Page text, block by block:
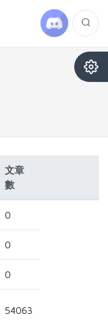
文章
數
0
0
0
54063